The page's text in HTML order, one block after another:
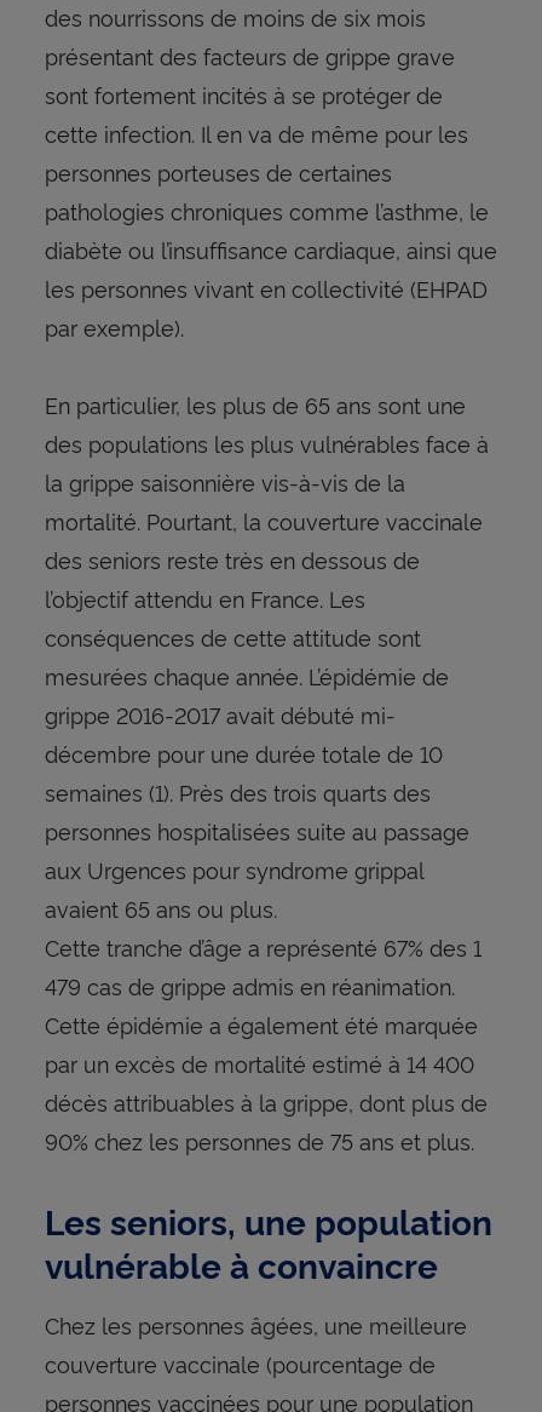
des nourrissons de moins de six mois
présentant des facteurs de grippe grave
sont fortement incités à se protéger de
cette infection. Il en va de même pour les
personnes porteuses de certaines
pathologies chroniques comme l’asthme, le
diabète ou l’insuffisance cardiaque, ainsi que
les personnes vivant en collectivité (EHPAD
par exemple).
En particulier, les plus de 65 ans sont une
des populations les plus vulnérables face à
la grippe saisonnière vis-à-vis de la
mortalité. Pourtant, la couverture vaccinale
des seniors reste très en dessous de
l’objectif attendu en France. Les
conséquences de cette attitude sont
mesurées chaque année. L’épidémie de
grippe 2016-2017 avait débuté mi-
décembre pour une durée totale de 10
semaines (1). Près des trois quarts des
personnes hospitalisées suite au passage
aux Urgences pour syndrome grippal
avaient 65 ans ou plus.
Cette tranche d’âge a représenté 67% des 1
479 cas de grippe admis en réanimation.
Cette épidémie a également été marquée
par un excès de mortalité estimé à 14 400
décès attribuables à la grippe, dont plus de
90% chez les personnes de 75 ans et plus.
Les seniors, une population
vulnérable à convaincre
Chez les personnes âgées, une meilleure
couverture vaccinale (pourcentage de
personnes vaccinées pour une population